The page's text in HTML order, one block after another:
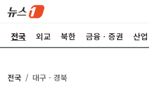
전국 외교 북한 금융ㆍ증권 산업
전국 대구ㆍ경북